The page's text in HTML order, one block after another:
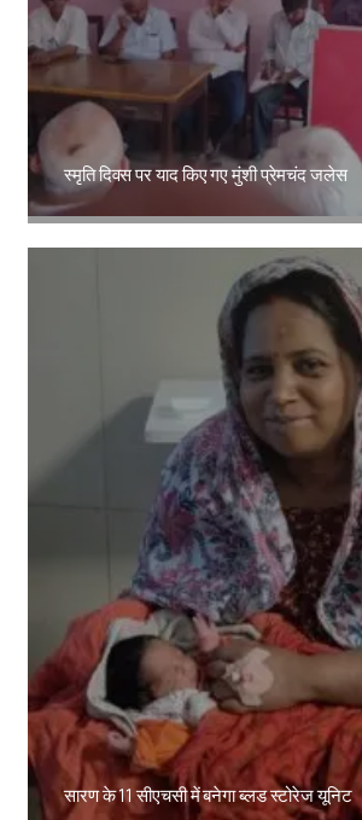
स्मृति दिवस पर याद किए गए मुंशी प्रेमचंद जलेस
सारण के 11 सीएचसी में बनेगा ब्लड स्टोरेज यूनिट